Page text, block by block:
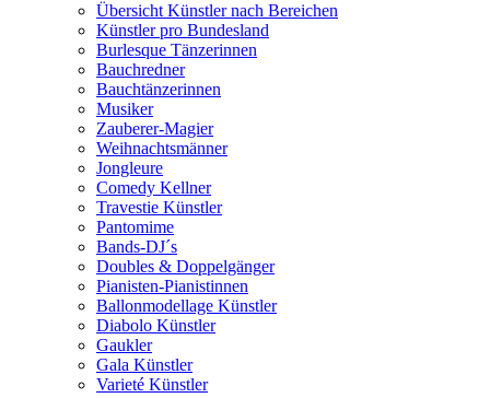
Übersicht Künstler nach Bereichen
Künstler pro Bundesland
Burlesque Tänzerinnen
Bauchredner
Bauchtänzerinnen
Musiker
Zauberer-Magier
Weihnachtsmänner
Jongleure
Comedy Kellner
Travestie Künstler
Pantomime
Bands-DJ´s
Doubles & Doppelgänger
Pianisten-Pianistinnen
Ballonmodellage Künstler
Diabolo Künstler
Gaukler
Gala Künstler
Varieté Künstler